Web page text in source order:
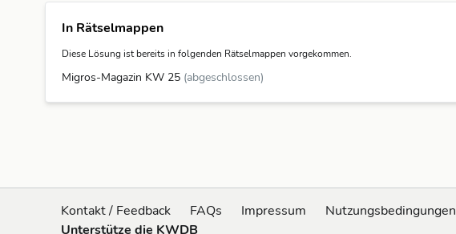
In Rätselmappen
Diese Lösung ist bereits in folgenden Rätselmappen vorgekommen.
Migros-Magazin KW 25 (abgeschlossen)
Kontakt / Feedback FAQs Impressum Nutzungsbedingungen
Unterstütze die KWDB